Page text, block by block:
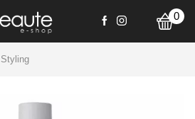
0
Styling